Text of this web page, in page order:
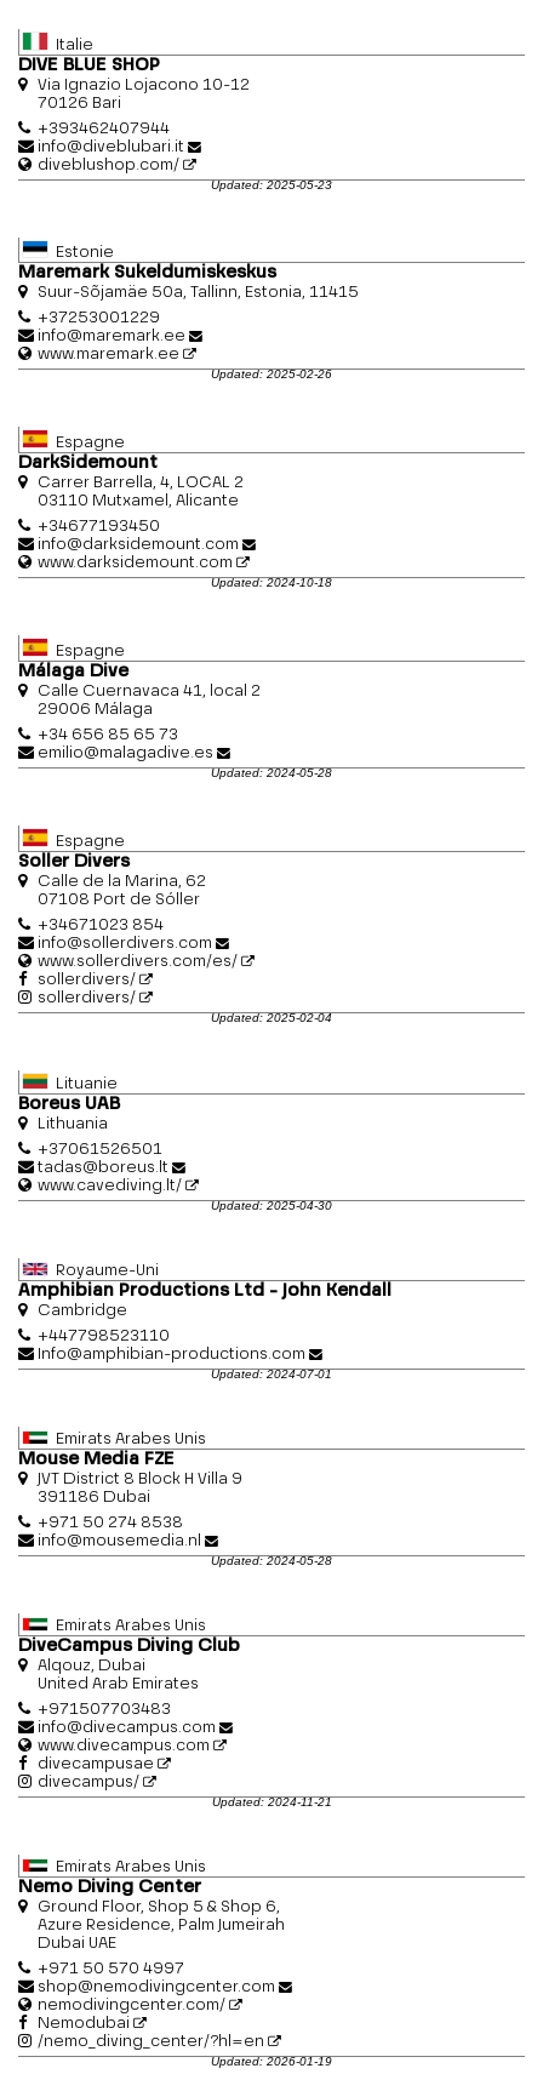
Italie
DIVE BLUE SHOP
Via Ignazio Lojacono 10-12
70126 Bari
+393462407944
info@diveblubari.it
diveblushop.com/
Updated: 2025-05-23
Estonie
Maremark Sukeldumiskeskus
Suur-Sõjamäe 50a, Tallinn, Estonia, 11415
+37253001229
info@maremark.ee
www.maremark.ee
Updated: 2025-02-26
Espagne
DarkSidemount
Carrer Barrella, 4, LOCAL 2
03110 Mutxamel, Alicante
+34677193450
info@darksidemount.com
www.darksidemount.com
Updated: 2024-10-18
Espagne
Málaga Dive
Calle Cuernavaca 41, local 2
29006 Málaga
+34 656 85 65 73
emilio@malagadive.es
Updated: 2024-05-28
Espagne
Soller Divers
Calle de la Marina, 62
07108 Port de Sóller
+34671023 854
info@sollerdivers.com
www.sollerdivers.com/es/
sollerdivers/
sollerdivers/
Updated: 2025-02-04
Lituanie
Boreus UAB
Lithuania
+37061526501
tadas@boreus.lt
www.cavediving.lt/
Updated: 2025-04-30
Royaume-Uni
Amphibian Productions Ltd - John Kendall
Cambridge
+447798523110
Info@amphibian-productions.com
Updated: 2024-07-01
Emirats Arabes Unis
Mouse Media FZE
JVT District 8 Block H Villa 9
391186 Dubai
+971 50 274 8538
info@mousemedia.nl
Updated: 2024-05-28
Emirats Arabes Unis
DiveCampus Diving Club
Alqouz, Dubai
United Arab Emirates
+971507703483
info@divecampus.com
www.divecampus.com
divecampusae
divecampus/
Updated: 2024-11-21
Emirats Arabes Unis
Nemo Diving Center
Ground Floor, Shop 5 & Shop 6,
Azure Residence, Palm Jumeirah
Dubai UAE
+971 50 570 4997
shop@nemodivingcenter.com
nemodivingcenter.com/
Nemodubai
/nemo_diving_center/?hl=en
Updated: 2026-01-19